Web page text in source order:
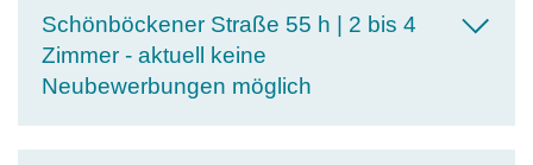
Schönböckener Straße 55 h | 2 bis 4
Zimmer - aktuell keine
Neubewerbungen möglich